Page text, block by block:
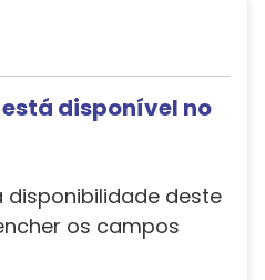
disponível no
disponibilidade deste
os campos